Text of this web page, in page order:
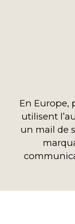
En Europe,
utilisent
un mail de